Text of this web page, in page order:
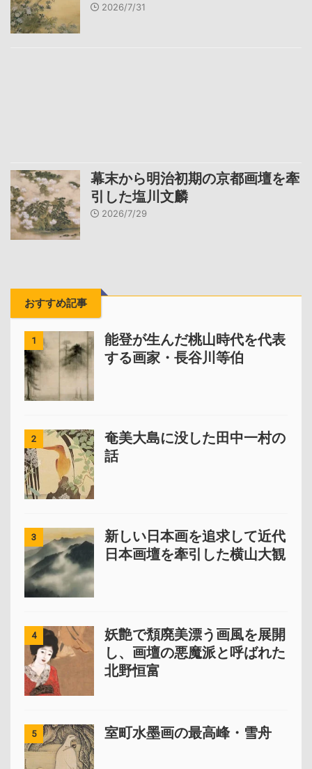
2026/7/31
幕末から明治初期の京都画壇を牽
引した塩川文麟
2026/7/29
おすすめ記事
1
能登が生んだ桃山時代を代表
する画家・長谷川等伯
2
奄美大島に没した田中一村の
話
3
新しい日本画を追求して近代
日本画壇を牽引した横山大観
4
妖艶で頽廃美漂う画風を展開
し、画壇の悪魔派と呼ばれた
北野恒富
5 室町水墨画の最高峰・雪舟